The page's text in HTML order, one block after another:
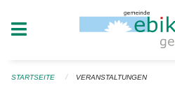
STARTSEITE VERANSTALTUNGEN